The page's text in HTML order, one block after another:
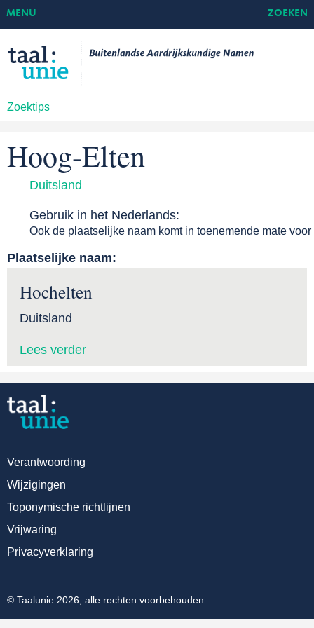
Zoektips
MENU ZOEKEN
Hoog-Elten
Duitsland
Gebruik in het Nederlands:
Ook de plaatselijke naam komt in toenemende mate voor
Plaatselijke naam:
Hochelten
Duitsland
Lees verder
Verantwoording
Wijzigingen
Toponymische richtlijnen
Vrijwaring
Privacyverklaring
© Taalunie 2026, alle rechten voorbehouden.